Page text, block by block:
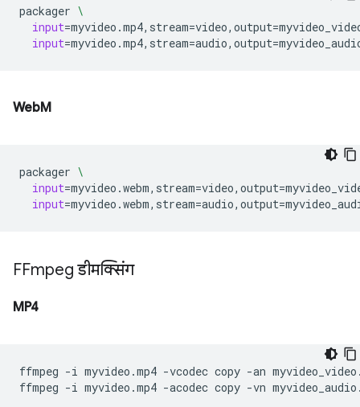
packager \
input=myvideo.mp4,stream=video,output=
input=myvideo.mp4,stream=audio,output=
WebM
packager \
input=myvideo.webm,stream=video,output=
input=myvideo.webm,stream=audio,output=
FFmpeg डीमक्सिंग
MP4
ffmpeg -i myvideo.mp4 -vcodec copy -an
ffmpeg -i myvideo.mp4 -acodec copy -vn